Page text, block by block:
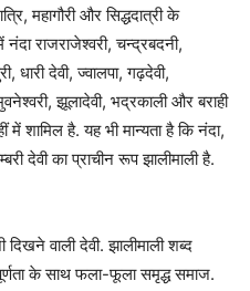
महागौरी और सिद्धदात्री के
राजराजेश्वरी, चन्द्रबदनी,
धारी देवी, ज्वालपा, गढ़देवी,
झूलादेवी, भद्रकाली और बराही
में शामिल है. यह भी मान्यता है कि नंदा,
देवी का प्राचीन रूप झालीमाली है.
वाली देवी. झालीमाली शब्द
के साथ फला-फूला समृद्ध समाज.